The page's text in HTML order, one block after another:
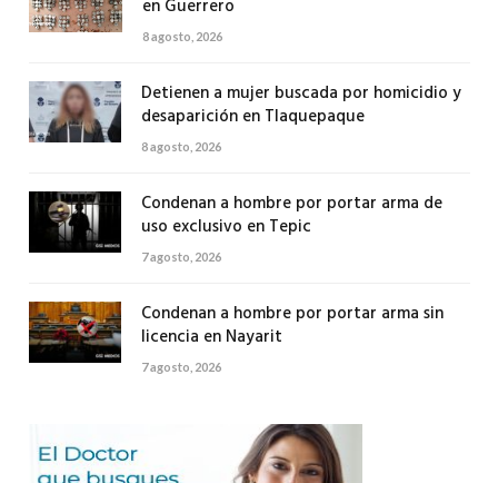
en Guerrero
8 agosto, 2026
Detienen a mujer buscada por homicidio y
desaparición en Tlaquepaque
8 agosto, 2026
Condenan a hombre por portar arma de
uso exclusivo en Tepic
7 agosto, 2026
Condenan a hombre por portar arma sin
licencia en Nayarit
7 agosto, 2026